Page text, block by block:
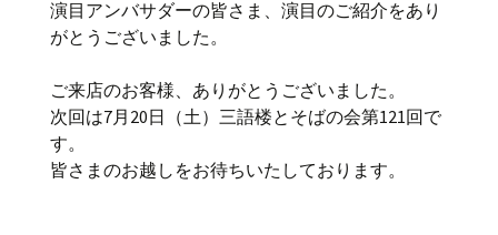
演目アンバサダーの皆さま、演目のご紹介をあり
がとうございました。
ご来店のお客様、ありがとうございました。
次回は7月20日（土）三語楼とそばの会第121回で
す。
皆さまのお越しをお待ちいたしております。